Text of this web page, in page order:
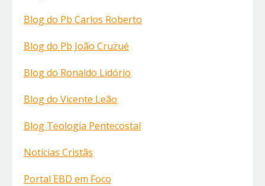
Blog do Pb Carlos Roberto
Blog do Pb João Cruzué
Blog do Ronaldo Lidório
Blog do Vicente Leão
Blog Teologia Pentecostal
Notícias Cristãs
Portal EBD em Foco